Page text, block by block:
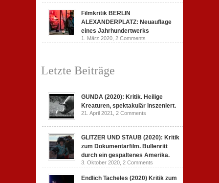
Filmkritik BERLIN
ALEXANDERPLATZ: Neuauflage
eines Jahrhundertwerks
1. März 2020, 2 Comments
Letzte Beiträge
GUNDA (2020): Kritik. Heilige
Kreaturen, spektakulär inszeniert.
21. April 2021, 2 Comments
GLITZER UND STAUB (2020): Kritik
zum Dokumentarfilm. Bullenritt
durch ein gespaltenes Amerika.
3. Oktober 2020, 2 Comments
Endlich Tacheles (2020) Kritik zum